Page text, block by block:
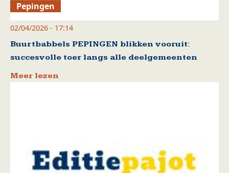
Pepingen
02/04/2026 - 17:14
Buurtbabbels PEPINGEN blikken vooruit:
succesvolle toer langs alle deelgemeenten
Meer lezen